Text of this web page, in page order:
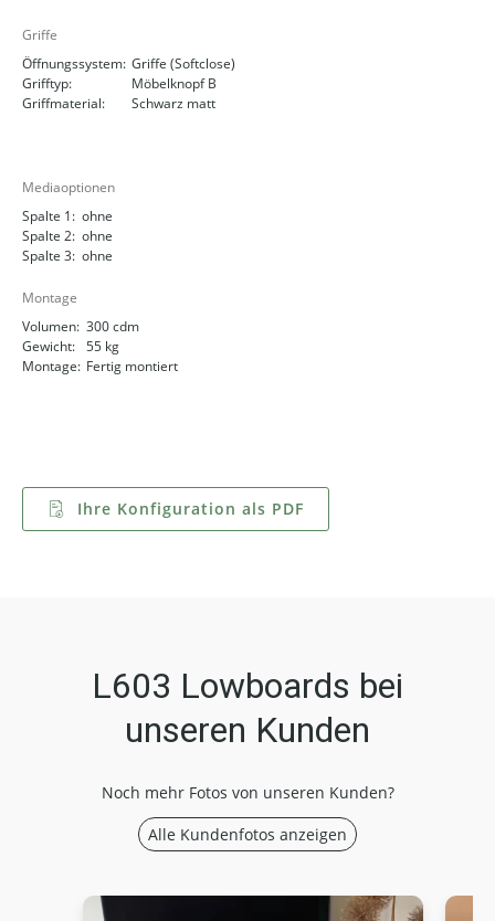
Griffe
Öffnungssystem: Griffe (Softclose)
Grifftyp:
Möbelknopf B
Griffmaterial:
Schwarz matt
Mediaoptionen
Spalte 1: ohne
Spalte 2: ohne
Spalte 3: ohne
Montage
Volumen: 300 cdm
Gewicht: 55 kg
Montage: Fertig montiert
Ihre Konfiguration als PDF
L603 Lowboards bei
unseren Kunden
Noch mehr Fotos von unseren Kunden?
Alle Kundenfotos anzeigen